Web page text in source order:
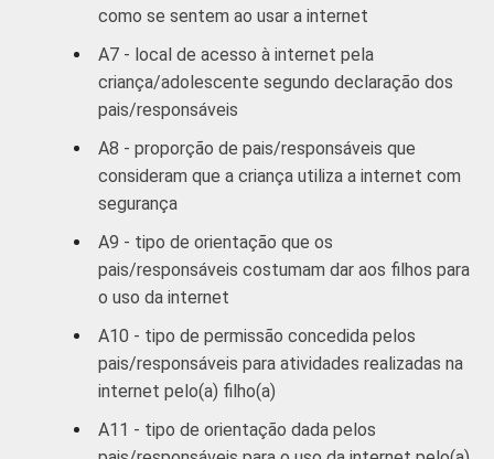
C 53
DE
Respostas múltiplas e estimuladas. Dados
como se sentem ao usar a internet
A7 - local de acesso à internet pela
criança/adolescente segundo declaração dos
pais/responsáveis
A8 - proporção de pais/responsáveis que
consideram que a criança utiliza a internet com
segurança
A9 - tipo de orientação que os
pais/responsáveis costumam dar aos filhos para
o uso da internet
A10 - tipo de permissão concedida pelos
pais/responsáveis para atividades realizadas na
internet pelo(a) filho(a)
A11 - tipo de orientação dada pelos